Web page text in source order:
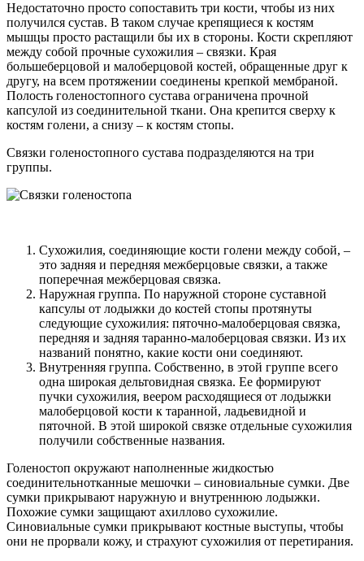
Недостаточно просто сопоставить три кости, чтобы из них
получился сустав. В таком случае крепящиеся к костям
мышцы просто растащили бы их в стороны. Кости скрепляют
между собой прочные сухожилия – связки. Края
большеберцовой и малоберцовой костей, обращенные друг к
другу, на всем протяжении соединены крепкой мембраной.
Полость голеностопного сустава ограничена прочной
капсулой из соединительной ткани. Она крепится сверху к
костям голени, а снизу – к костям стопы.
Связки голеностопного сустава подразделяются на три
группы.
Сухожилия, соединяющие кости голени между собой, –
это задняя и передняя межберцовые связки, а также
поперечная межберцовая связка.
Наружная группа. По наружной стороне суставной
капсулы от лодыжки до костей стопы протянуты
следующие сухожилия: пяточно-малоберцовая связка,
передняя и задняя таранно-малоберцовая связки. Из их
названий понятно, какие кости они соединяют.
Внутренняя группа. Собственно, в этой группе всего
одна широкая дельтовидная связка. Ее формируют
пучки сухожилия, веером расходящиеся от лодыжки
малоберцовой кости к таранной, ладьевидной и
пяточной. В этой широкой связке отдельные сухожилия
получили собственные названия.
Голеностоп окружают наполненные жидкостью
соединительнотканные мешочки – синовиальные сумки. Две
сумки прикрывают наружную и внутреннюю лодыжки.
Похожие сумки защищают ахиллово сухожилие.
Синовиальные сумки прикрывают костные выступы, чтобы
они не прорвали кожу, и страхуют сухожилия от перетирания.